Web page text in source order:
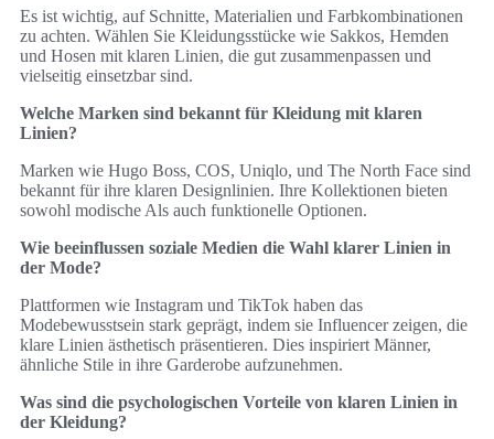
Es ist wichtig, auf Schnitte, Materialien und Farbkombinationen
zu achten. Wählen Sie Kleidungsstücke wie Sakkos, Hemden
und Hosen mit klaren Linien, die gut zusammenpassen und
vielseitig einsetzbar sind.
Welche Marken sind bekannt für Kleidung mit klaren
Linien?
Marken wie Hugo Boss, COS, Uniqlo, und The North Face sind
bekannt für ihre klaren Designlinien. Ihre Kollektionen bieten
sowohl modische Als auch funktionelle Optionen.
Wie beeinflussen soziale Medien die Wahl klarer Linien in
der Mode?
Plattformen wie Instagram und TikTok haben das
Modebewusstsein stark geprägt, indem sie Influencer zeigen, die
klare Linien ästhetisch präsentieren. Dies inspiriert Männer,
ähnliche Stile in ihre Garderobe aufzunehmen.
Was sind die psychologischen Vorteile von klaren Linien in
der Kleidung?